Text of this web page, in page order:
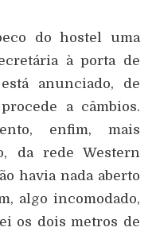
do hostel uma
à porta de
anunciado, de
a câmbios.
enfim, mais
da rede Western
havia nada aberto
algo incomodado,
os dois metros de